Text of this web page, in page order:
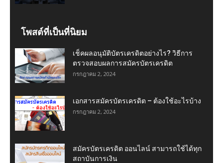
โพสต์ที่เป็นที่นิยม
เช็คผลอนุมัติบัตรเครดิตอย่างไร? วิธีการ
ตรวจสอบผลการสมัครบัตรเครดิต
กรกฎาคม 2, 2024
เอกสารสมัครบัตรเครดิต – ต้องใช้อะไรบ้าง
กรกฎาคม 2, 2024
สมัครบัตรเครดิต ออนไลน์ สามารถใช้ได้ทุก
สถาบันการเงิน